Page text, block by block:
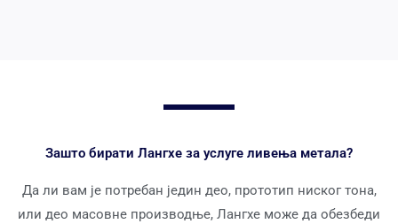
Зашто бирати Лангхе за услуге ливења метала?
Да ли вам је потребан једин део, прототип ниског тона,
или део масовне производње, Лангхе може да обезбеди